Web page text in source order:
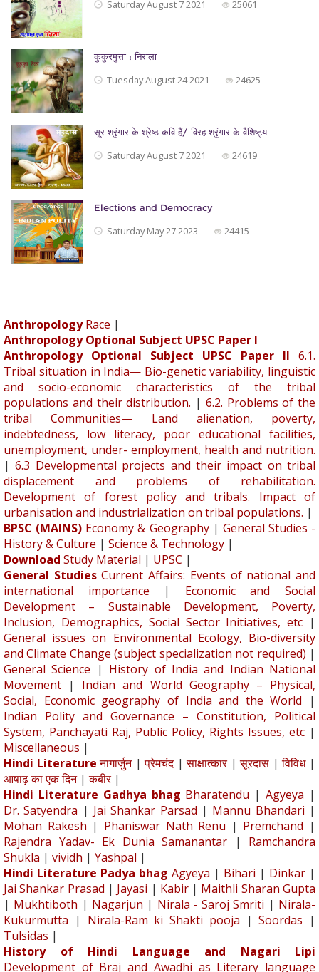
Saturday August 7 2021 25061
कुकुरमुत्ता : निराला
Tuesday August 24 2021 24625
सूर श्रृंगार के श्रेष्ठ कवि हैं/ विरह श्रृंगार के वैशिष्ट्य
Saturday August 7 2021 24619
Elections and Democracy
Saturday May 27 2023 24415
Anthropology Race |
Anthropology Optional Subject UPSC Paper I
Anthropology Optional Subject UPSC Paper II 6.1.
Tribal situation in India— Bio-genetic variability, linguistic
and socio-economic characteristics of the tribal
populations and their distribution. | 6.2. Problems of the
tribal Communities— Land alienation, poverty,
indebtedness, low literacy, poor educational facilities,
unemployment, under- employment, health and nutrition.
|6.3 Developmental projects and their impact on tribal
displacement and problems of rehabilitation.
Development of forest policy and tribals. Impact of
urbanisation and industrialization on tribal populations. |
BPSC (MAINS) Economy & Geography| General Studies -
History & Culture | Science & Technology |
Download Study Material | UPSC |
General Studies Current Affairs: Events of national and
international importance | Economic and Social
Development – Sustainable Development, Poverty,
Inclusion, Demographics, Social Sector Initiatives, etc |
General issues on Environmental Ecology, Bio-diversity
and Climate Change (subject specialization not required) |
General Science | History of India and Indian National
Movement | Indian and World Geography – Physical,
Social, Economic geography of India and the World |
Indian Polity and Governance – Constitution, Political
System, Panchayati Raj, Public Policy, Rights Issues, etc |
Miscellaneous |
Hindi Literature नागार्जुन|प्रेमचंद|साक्षात्कार|सूरदास |विविध|
आषाढ़ का एक दिन|कबीर|
Hindi Literature Gadhya bhag Bharatendu |Agyeya |
Dr. Satyendra | Jai Shankar Parsad | Mannu Bhandari |
Mohan Rakesh | Phaniswar Nath Renu | Premchand |
Rajendra Yadav- Ek Dunia Samanantar | Ramchandra
Shukla | vividh | Yashpal |
Hindi Literature Padya bhag Agyeya | Bihari | Dinkar |
Jai Shankar Prasad | Jayasi | Kabir| Maithli Sharan Gupta
| Mukhtiboth | Nagarjun | Nirala - Saroj Smriti | Nirala-
Kukurmutta | Nirala-Ram ki Shakti pooja |Soordas |
Tulsidas |
History of Hindi Language and Nagari Lipi
Development of Braj and Awadhi as Literary language